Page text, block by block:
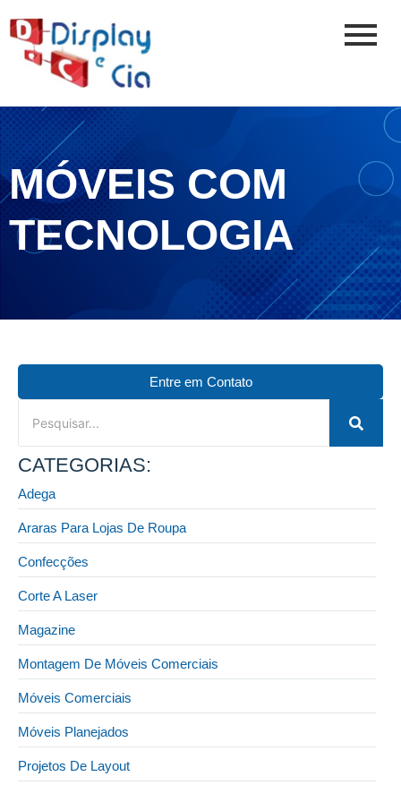
MÓVEIS COM
TECNOLOGIA
Entre em Contato
CATEGORIAS:
Adega
Araras Para Lojas De Roupa
Confecções
Corte A Laser
Magazine
Montagem De Móveis Comerciais
Móveis Comerciais
Móveis Planejados
Projetos De Layout